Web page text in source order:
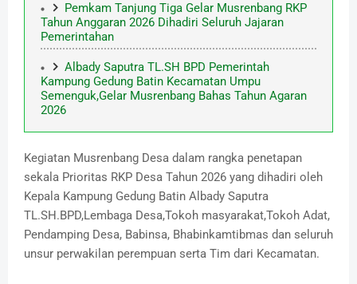
Pemkam Tanjung Tiga Gelar Musrenbang RKP
Tahun Anggaran 2026 Dihadiri Seluruh Jajaran
Pemerintahan
Albady Saputra TL.SH BPD Pemerintah
Kampung Gedung Batin Kecamatan Umpu
Semenguk,Gelar Musrenbang Bahas Tahun Agaran
2026
Kegiatan Musrenbang Desa dalam rangka penetapan
sekala Prioritas RKP Desa Tahun 2026 yang dihadiri oleh
Kepala Kampung Gedung Batin Albady Saputra
TL.SH.BPD,Lembaga Desa,Tokoh masyarakat,Tokoh Adat,
Pendamping Desa, Babinsa, Bhabinkamtibmas dan seluruh
unsur perwakilan perempuan serta Tim dari Kecamatan.